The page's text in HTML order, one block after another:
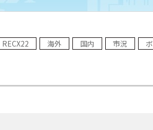
海外 国内 市況